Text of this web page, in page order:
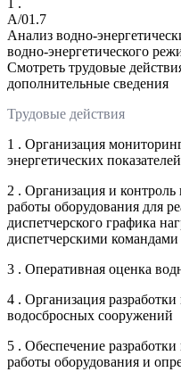
A/01.7
Анализ водно-
водно-энергетического
Смотреть трудовые
дополнительные сведения
Трудовые действия
1 . Организация
энергетических показателей
2 . Организация и
работы оборудования для
диспетчерского графика
диспетчерскими командами
3 . Оперативная оценка
4 . Организация
водосбросных сооружений
5 . Обеспечение
работы оборудования и